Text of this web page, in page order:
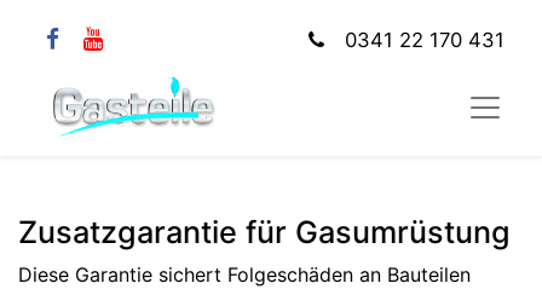
0341 22 170 431
Zusatzgarantie für Gasumrüstung
Diese Garantie sichert Folgeschäden an Bauteilen